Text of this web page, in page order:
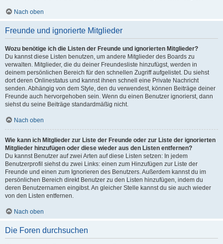
Nach oben
Freunde und ignorierte Mitglieder
Wozu benötige ich die Listen der Freunde und ignorierten Mitglieder?
Du kannst diese Listen benutzen, um andere Mitglieder des Boards zu
verwalten. Mitglieder, die du deiner Freundesliste hinzufügst, werden in
deinem persönlichen Bereich für den schnellen Zugriff aufgelistet. Du siehst
dort deren Onlinestatus und kannst ihnen schnell eine Private Nachricht
senden. Abhängig von dem Style, den du verwendest, können Beiträge deiner
Freunde auch hervorgehoben sein. Wenn du einen Benutzer ignorierst, dann
siehst du seine Beiträge standardmäßig nicht.
Nach oben
Wie kann ich Mitglieder zur Liste der Freunde oder zur Liste der ignorierten
Mitglieder hinzufügen oder diese wieder aus den Listen entfernen?
Du kannst Benutzer auf zwei Arten auf diese Listen setzen: In jedem
Benutzerprofil siehst du zwei Links: einen zum Hinzufügen zur Liste der
Freunde und einen zum Ignorieren des Benutzers. Außerdem kannst du im
persönlichen Bereich direkt Benutzer zu den Listen hinzufügen, indem du
deren Benutzernamen eingibst. An gleicher Stelle kannst du sie auch wieder
von den Listen entfernen.
Nach oben
Die Foren durchsuchen